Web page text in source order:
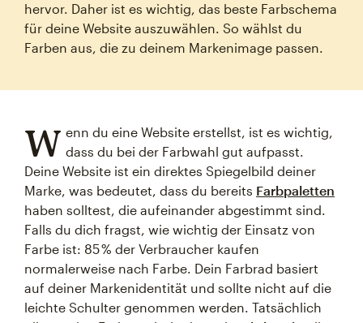
hervor. Daher ist es wichtig, das beste Farbschema
für deine Website auszuwählen. So wählst du
Farben aus, die zu deinem Markenimage passen.
W enn du eine Website erstellst, ist es wichtig,
dass du bei der Farbwahl gut aufpasst.
Deine Website ist ein direktes Spiegelbild deiner
Marke, was bedeutet, dass du bereits Farbpaletten
haben solltest, die aufeinander abgestimmt sind.
Falls du dich fragst, wie wichtig der Einsatz von
Farbe ist: 85 % der Verbraucher kaufen
normalerweise nach Farbe. Dein Farbrad basiert
auf deiner Markenidentität und sollte nicht auf die
leichte Schulter genommen werden. Tatsächlich